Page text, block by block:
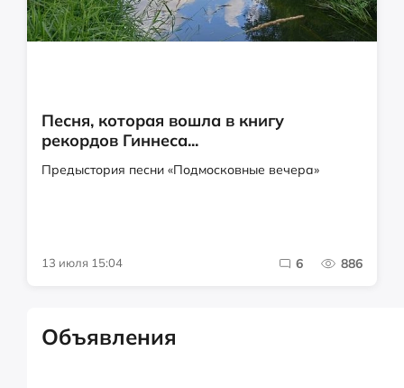
Песня, которая вошла в книгу
рекордов Гиннеса...
Предыстория песни «Подмосковные вечера»
13 июля 15:04 6 886
Объявления